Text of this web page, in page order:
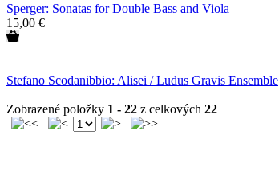
Sperger: Sonatas for Double Bass and Viola
15,00 €
Stefano Scodanibbio: Alisei / Ludus Gravis Ensemble
Zobrazené položky 1 - 22 z celkových 22